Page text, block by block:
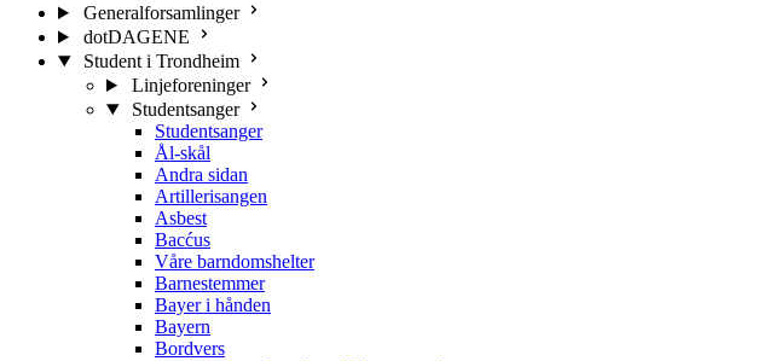
Generalforsamlinger
dotDAGENE
Student i Trondheim
Linjeforeninger
Studentsanger
Studentsanger
Ål-skål
Andra sidan
Artillerisangen
Asbest
Bacćus
Våre barndomshelter
Barnestemmer
Bayer i hånden
Bayern
Bordvers